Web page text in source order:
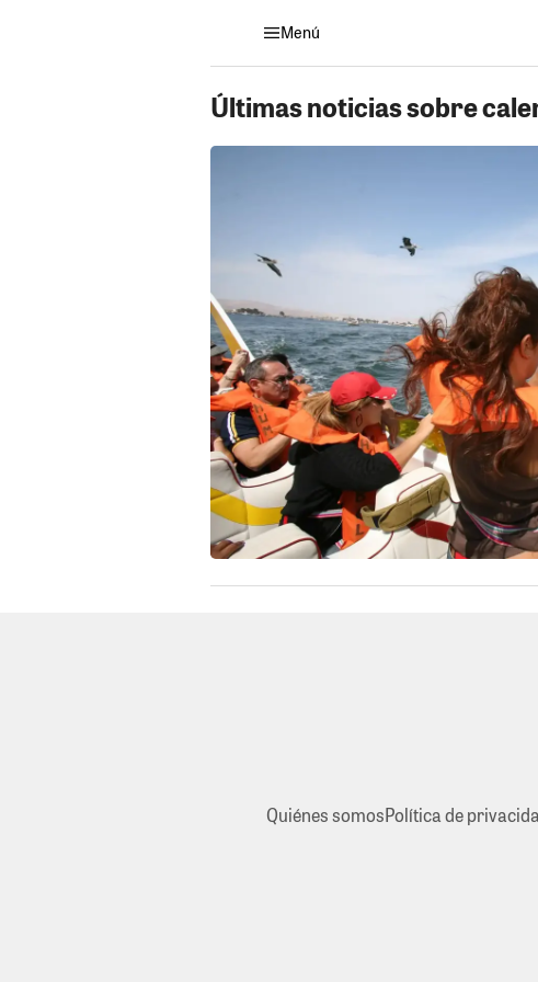
Menú
Últimas noticias sobre
Quiénes somosPolítica de